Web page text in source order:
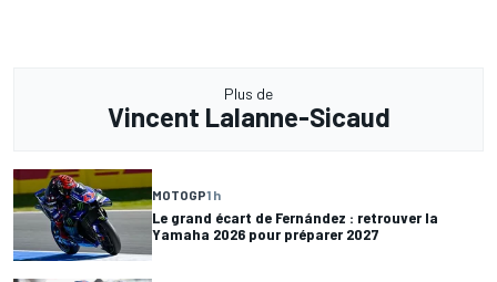
Plus de
Vincent Lalanne-Sicaud
MOTOGP1 h
Le grand écart de Fernández : retrouver la
Yamaha 2026 pour préparer 2027